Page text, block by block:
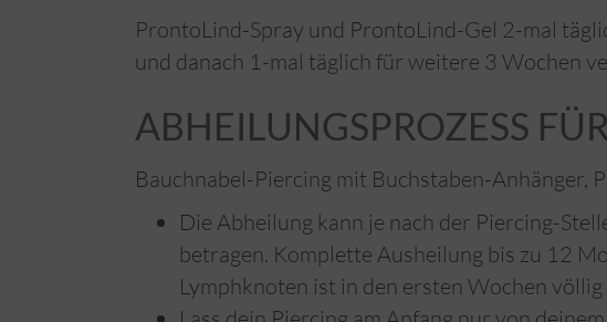
ProntoLind-Spray und ProntoLind-Gel 2-mal
und danach 1-mal täglich für weitere 3 Wochen
ABHEILUNGSPROZESS
Bauchnabel-Piercing mit Buchstaben-Anhänger,
Die Abheilung kann je nach der Piercing-
betragen. Komplette Ausheilung bis zu 12
Lymphknoten ist in den ersten Wochen